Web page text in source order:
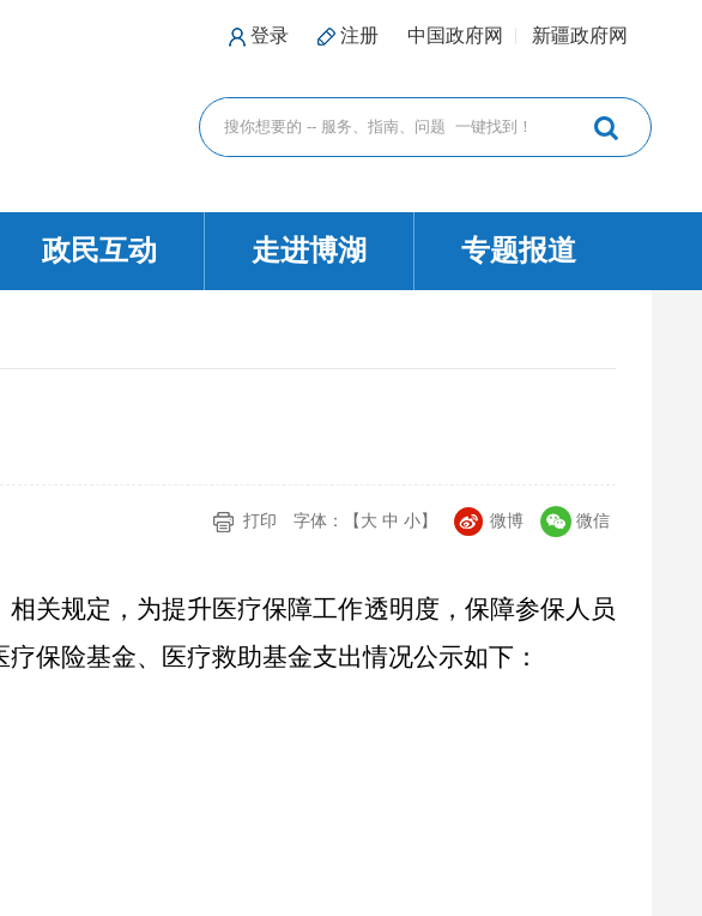
登录 注册 中国政府网 新疆政府网
政民互动 走进博湖 专题报道
打印 字体：【 大 中 小 】 微博 微信
关规定，为提升医疗保障工作透明度，保障参保人员
保险基金、医疗救助基金支出情况公示如下：